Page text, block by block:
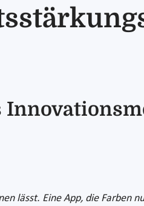
lässt. Eine App, die